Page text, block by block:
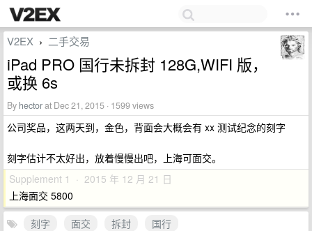
V2EX › 二手交易
iPad PRO 国行未拆封 128G,WIFI 版，
或换 6s
By hectorat Dec 21, 2015 · 1599 views
公司奖品，这两天到，金色，背面会大概会有 xx 测试纪念的刻字
刻字估计不太好出，放着慢慢出吧，上海可面交。
Supplement 1 · 2015 年 12 月 21 日
上海面交 5800
刻字
面交 拆封
国行